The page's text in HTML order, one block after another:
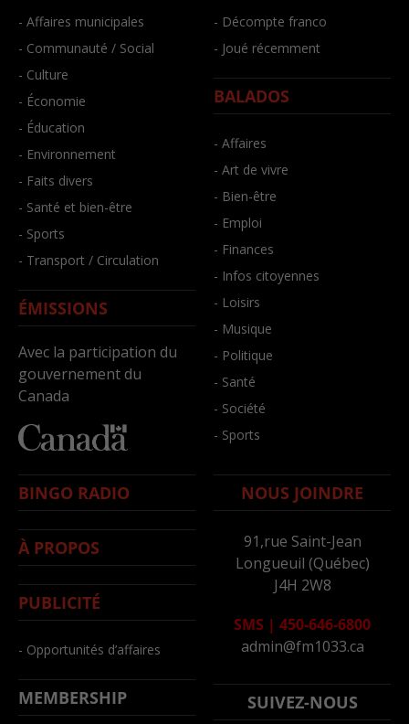
- Affaires municipales
- Communauté / Social
- Culture
- Économie
- Éducation
- Environnement
- Faits divers
- Santé et bien-être
- Sports
- Transport / Circulation
ÉMISSIONS
Avec la participation du
gouvernement du
Canada
- Décompte franco
- Joué récemment
BALADOS
- Affaires
- Art de vivre
- Bien-être
- Emploi
- Finances
- Infos citoyennes
- Loisirs
- Musique
- Politique
- Santé
- Société
- Sports
BINGO RADIO
À PROPOS
PUBLICITÉ
- Opportunités d’affaires
MEMBERSHIP
NOUS JOINDRE
91,rue Saint-Jean
Longueuil (Québec)
J4H 2W8
SMS | 450-646-6800
admin@fm1033.ca
SUIVEZ-NOUS